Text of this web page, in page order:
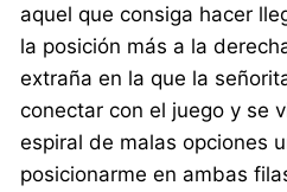
aquel que consiga hacer
la posición más a la
extraña en la que la
conectar con el juego y se
espiral de malas opciones
posicionarme en ambas